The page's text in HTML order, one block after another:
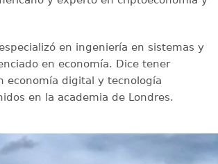
en ingeniería en sistemas y
en economía. Dice tener
economía digital y tecnología
en la academia de Londres.